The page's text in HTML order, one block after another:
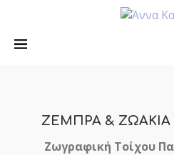
ΖΕΜΠΡΑ &
Ζωγραφική Τοίχου